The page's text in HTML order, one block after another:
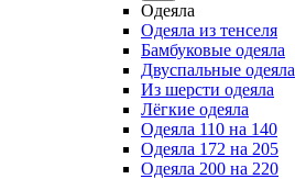
Одеяла
Одеяла из тенселя
Бамбуковые одеяла
Двуспальные одеяла
Из шерсти одеяла
Лёгкие одеяла
Одеяла 110 на 140
Одеяла 172 на 205
Одеяла 200 на 220